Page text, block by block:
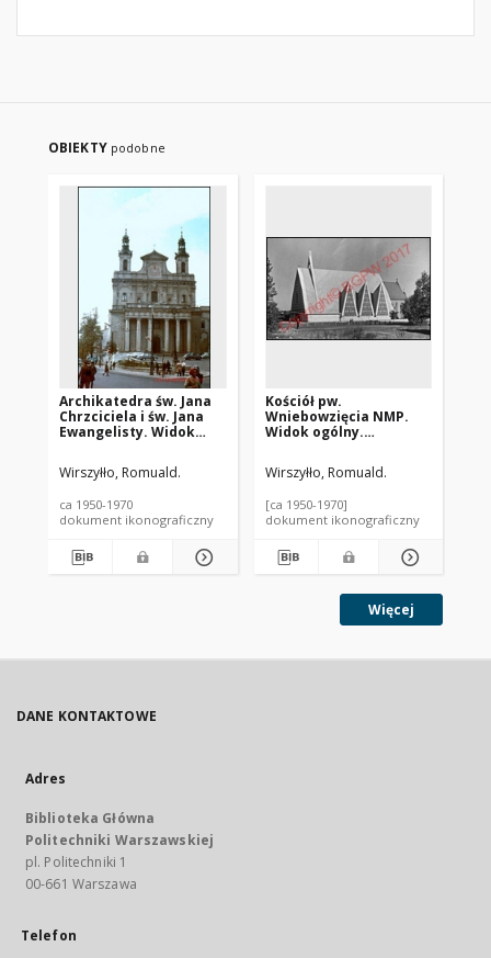
OBIEKTY podobne
Archikatedra św. Jana
Chrzciciela i św. Jana
Ewangelisty. Widok
Lublin
Wirszyłło, Romuald.
ca 1950-1970
dokument ikonograficzny
Kościół pw.
Wniebowzięcia NMP.
Widok ogólny.
Wirszyłło, Romuald.
[ca 1950-1970]
dokument ikonograficzny
Więcej
DANE KONTAKTOWE
Adres
Biblioteka Główna
Politechniki Warszawskiej
pl. Politechniki 1
00-661 Warszawa
Telefon